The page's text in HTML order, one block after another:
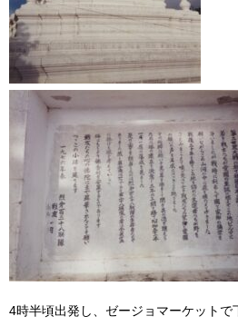
4時半頃出発し、ゼージョマーケットで